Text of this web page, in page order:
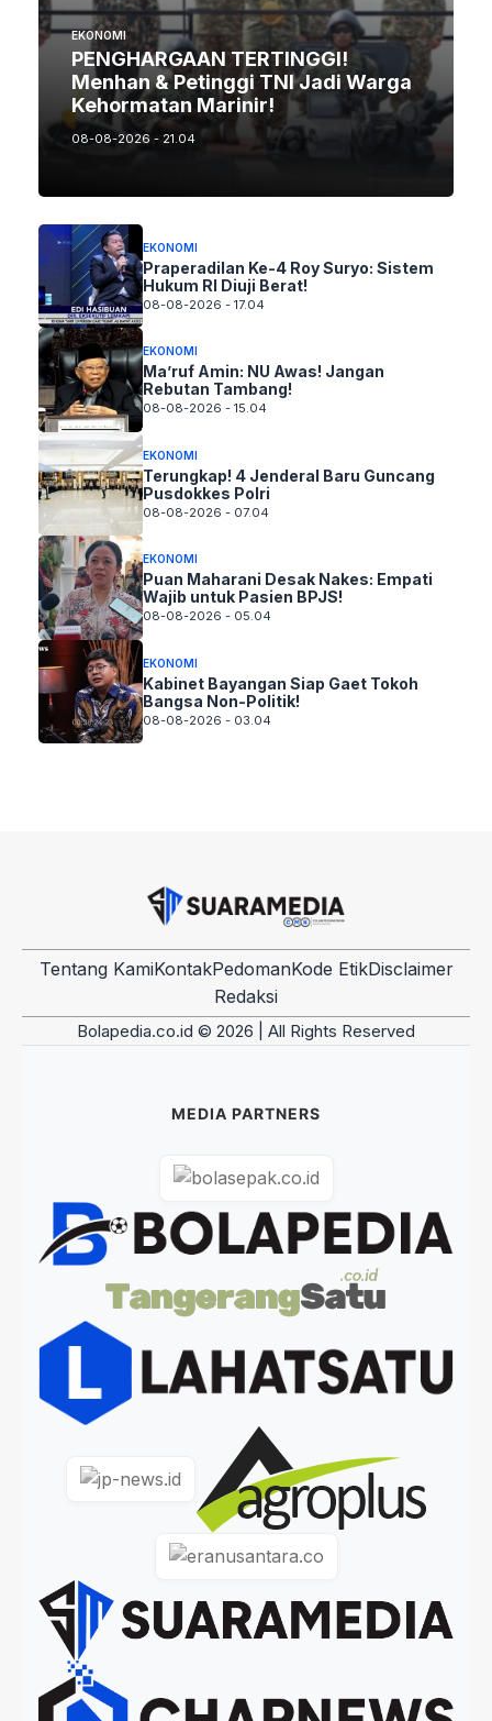
EKONOMI
PENGHARGAAN TERTINGGI!
Menhan & Petinggi TNI Jadi Warga
Kehormatan Marinir!
08-08-2026 - 21.04
EKONOMI
Praperadilan Ke-4 Roy Suryo: Sistem
Hukum RI Diuji Berat!
08-08-2026 - 17.04
EKONOMI
Ma’ruf Amin: NU Awas! Jangan
Rebutan Tambang!
08-08-2026 - 15.04
EKONOMI
Terungkap! 4 Jenderal Baru Guncang
Pusdokkes Polri
08-08-2026 - 07.04
EKONOMI
Puan Maharani Desak Nakes: Empati
Wajib untuk Pasien BPJS!
08-08-2026 - 05.04
EKONOMI
Kabinet Bayangan Siap Gaet Tokoh
Bangsa Non-Politik!
08-08-2026 - 03.04
Tentang KamiKontakPedomanKode EtikDisclaimer
Redaksi
Bolapedia.co.id © 2026 | All Rights Reserved
MEDIA PARTNERS